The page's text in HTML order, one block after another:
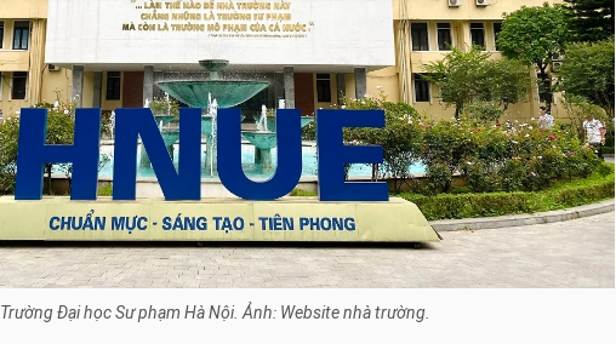
Trường Đại học Sư phạm Hà Nội. Ảnh: Website nhà trường.